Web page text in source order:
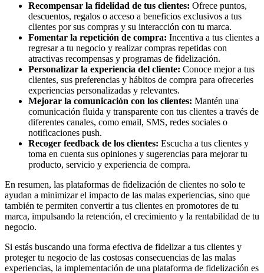
Recompensar la fidelidad de tus clientes: Ofrece puntos,
descuentos, regalos o acceso a beneficios exclusivos a tus
clientes por sus compras y su interacción con tu marca.
Fomentar la repetición de compra: Incentiva a tus clientes a
regresar a tu negocio y realizar compras repetidas con
atractivas recompensas y programas de fidelización.
Personalizar la experiencia del cliente: Conoce mejor a tus
clientes, sus preferencias y hábitos de compra para ofrecerles
experiencias personalizadas y relevantes.
Mejorar la comunicación con los clientes: Mantén una
comunicación fluida y transparente con tus clientes a través de
diferentes canales, como email, SMS, redes sociales o
notificaciones push.
Recoger feedback de los clientes: Escucha a tus clientes y
toma en cuenta sus opiniones y sugerencias para mejorar tu
producto, servicio y experiencia de compra.
En resumen, las plataformas de fidelización de clientes no solo te
ayudan a minimizar el impacto de las malas experiencias, sino que
también te permiten convertir a tus clientes en promotores de tu
marca, impulsando la retención, el crecimiento y la rentabilidad de tu
negocio.
Si estás buscando una forma efectiva de fidelizar a tus clientes y
proteger tu negocio de las costosas consecuencias de las malas
experiencias, la implementación de una plataforma de fidelización es